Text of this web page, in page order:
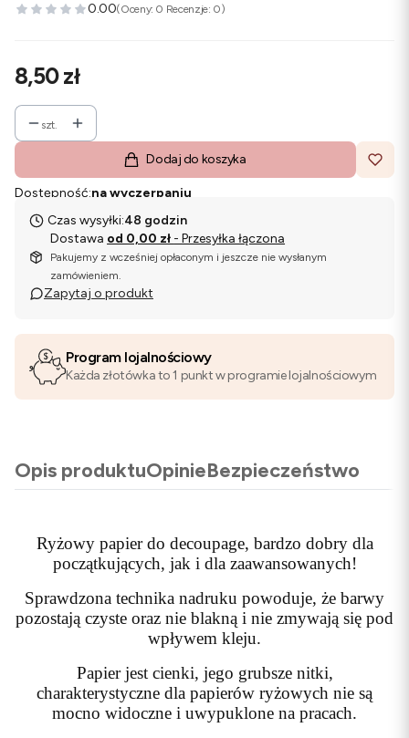
0.00(Oceny: 0 Recenzje: 0)
Cena
8,50 zł
szt.
Dodaj do koszyka
Dostępność:na wyczerpaniu
Czas wysyłki:48 godzin
Dostawa od 0,00 zł - Przesyłka łączona
Pakujemy z wcześniej opłaconym i jeszcze nie wysłanym
zamówieniem.
Zapytaj o produkt
Program lojalnościowy
Każda złotówka to 1 punkt w programie lojalnościowym
Opis produktuOpinieBezpieczeństwo
Ryżowy papier do decoupage, bardzo dobry dla
początkujących, jak i dla zaawansowanych!
Sprawdzona technika nadruku powoduje, że barwy
pozostają czyste oraz nie blakną i nie zmywają się pod
wpływem kleju.
Papier jest cienki, jego grubsze nitki,
charakterystyczne dla papierów ryżowych nie są
mocno widoczne i uwypuklone na pracach.